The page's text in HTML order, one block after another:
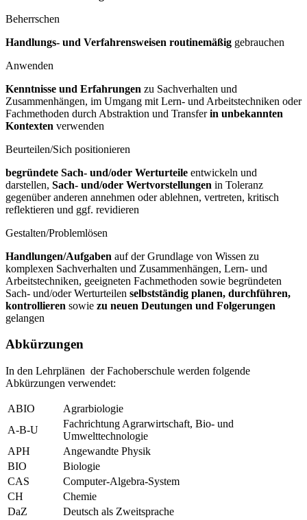
Beherrschen
Handlungs- und Verfahrensweisen routinemäßig gebrauchen
Anwenden
Kenntnisse und Erfahrungen zu Sachverhalten und
Zusammenhängen, im Umgang mit Lern- und Arbeitstechniken oder
Fachmethoden durch Abstraktion und Transferin unbekannten
Kontexten verwenden
Beurteilen/Sich positionieren
begründete Sach- und/oder Werturteile entwickeln und
darstellen, Sach- und/oder Wertvorstellungen in Toleranz
gegenüber anderen annehmen oder ablehnen, vertreten, kritisch
reflektieren und ggf. revidieren
Gestalten/Problemlösen
Handlungen/Aufgaben auf der Grundlage von Wissen zu
komplexen Sachverhalten und Zusammenhängen, Lern- und
Arbeitstechniken, geeigneten Fachmethoden sowie begründeten
Sach- und/oder Werturteilen selbstständig planen, durchführen,
kontrollieren sowie zu neuen Deutungen und Folgerungen
gelangen
Abkürzungen
In den Lehrplänen der Fachoberschule werden folgende
Abkürzungen verwendet:
ABIO
Agrarbiologie
A-B-U
Fachrichtung Agrarwirtschaft, Bio- und
Umwelttechnologie
APH
Angewandte Physik
BIO
Biologie
CAS
Computer-Algebra-System
CH
Chemie
DaZ
Deutsch als Zweitsprache